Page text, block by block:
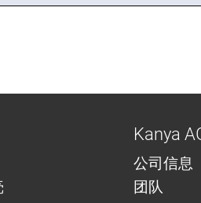
Kanya
公司信息
团队